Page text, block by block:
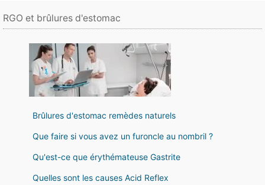
RGO et brûlures d'estomac
Brûlures d'estomac remèdes naturels
Que faire si vous avez un furoncle au nombril ?
Qu'est-ce que érythémateuse Gastrite
Quelles sont les causes Acid Reflex